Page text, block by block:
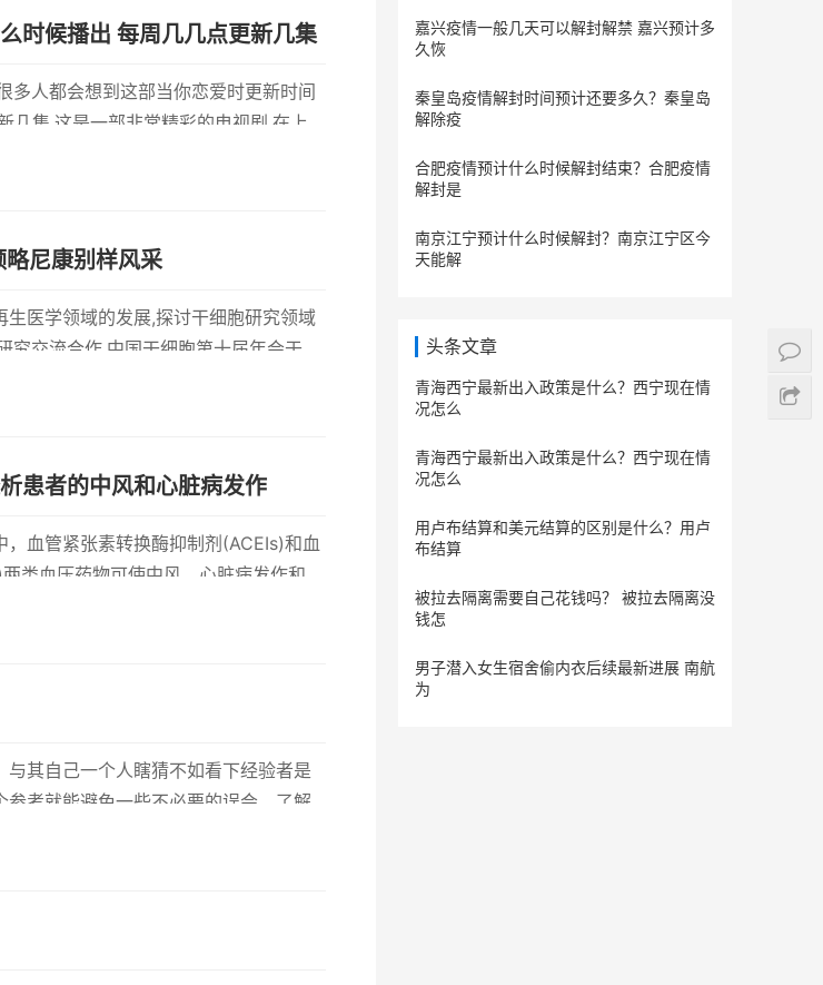
时候播出 每周几几点更新几集
多人都会想到这部当你恋爱时更新时间
集,这是一部非常精彩的电视剧,在上映
尼康别样风采
生医学领域的发展,探讨干细胞研究领域
究交流合作,中国干细胞第十届年会于
患者的中风和心脏病发作
，血管紧张素转换酶抑制剂(ACEIs)和血
类血压药物可使中风，心脏病发作和死
与其自己一个人瞎猜不如看下经验者是
考就能避免一些不必要的误会，了解
嘉兴疫情一般几天可以解封解禁 嘉兴预计多
久恢
秦皇岛疫情解封时间预计还要多久？秦皇岛
解除疫
合肥疫情预计什么时候解封结束？合肥疫情
解封是
南京江宁预计什么时候解封？南京江宁区今
天能解
头条文章
青海西宁最新出入政策是什么？西宁现在情
况怎么
青海西宁最新出入政策是什么？西宁现在情
况怎么
用卢布结算和美元结算的区别是什么？用卢
布结算
被拉去隔离需要自己花钱吗？ 被拉去隔离没
钱怎
男子潜入女生宿舍偷内衣后续最新进展 南航
为